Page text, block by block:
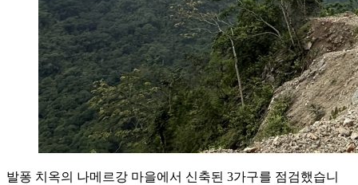
발퐁 치옥의 나메르강 마을에서 신축된 3가구를 점검했습니